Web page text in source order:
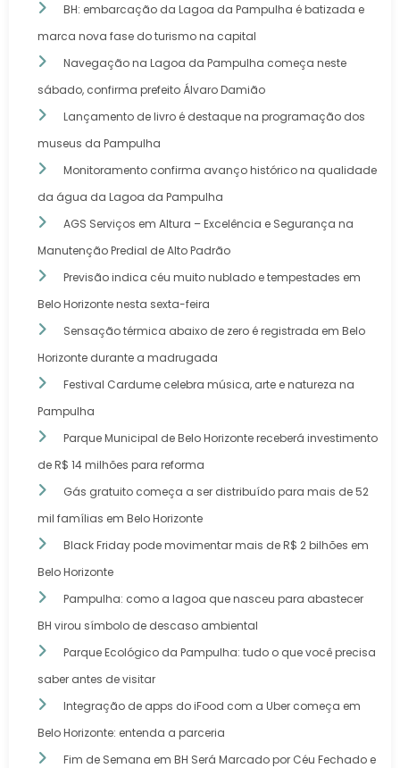
BH: embarcação da Lagoa da Pampulha é batizada e
marca nova fase do turismo na capital
Navegação na Lagoa da Pampulha começa neste
sábado, confirma prefeito Álvaro Damião
Lançamento de livro é destaque na programação dos
museus da Pampulha
Monitoramento confirma avanço histórico na qualidade
da água da Lagoa da Pampulha
AGS Serviços em Altura – Excelência e Segurança na
Manutenção Predial de Alto Padrão
Previsão indica céu muito nublado e tempestades em
Belo Horizonte nesta sexta-feira
Sensação térmica abaixo de zero é registrada em Belo
Horizonte durante a madrugada
Festival Cardume celebra música, arte e natureza na
Pampulha
Parque Municipal de Belo Horizonte receberá investimento
de R$ 14 milhões para reforma
Gás gratuito começa a ser distribuído para mais de 52
mil famílias em Belo Horizonte
Black Friday pode movimentar mais de R$ 2 bilhões em
Belo Horizonte
Pampulha: como a lagoa que nasceu para abastecer
BH virou símbolo de descaso ambiental
Parque Ecológico da Pampulha: tudo o que você precisa
saber antes de visitar
Integração de apps do iFood com a Uber começa em
Belo Horizonte: entenda a parceria
Fim de Semana em BH Será Marcado por Céu Fechado e